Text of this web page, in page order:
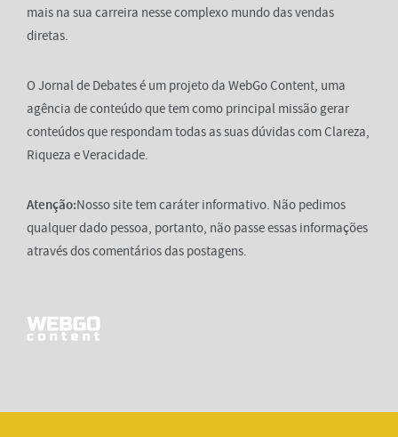
mais na sua carreira nesse complexo mundo das vendas
diretas.
O Jornal de Debates é um projeto da WebGo Content, uma
agência de conteúdo que tem como principal missão gerar
conteúdos que respondam todas as suas dúvidas com Clareza,
Riqueza e Veracidade.
Atenção:Nosso site tem caráter informativo. Não pedimos
qualquer dado pessoa, portanto, não passe essas informações
através dos comentários das postagens.